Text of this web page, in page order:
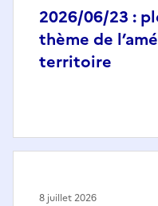
2026/06/23 :
thème de
territoire
8 juillet 2026